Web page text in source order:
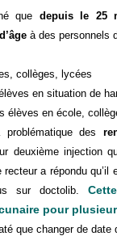
que depuis le 25
à des personnels
collèges, lycées
en situation de
élèves en école,
problématique des
deuxième injection
recteur a répondu
sur doctolib.
pour
que changer de date